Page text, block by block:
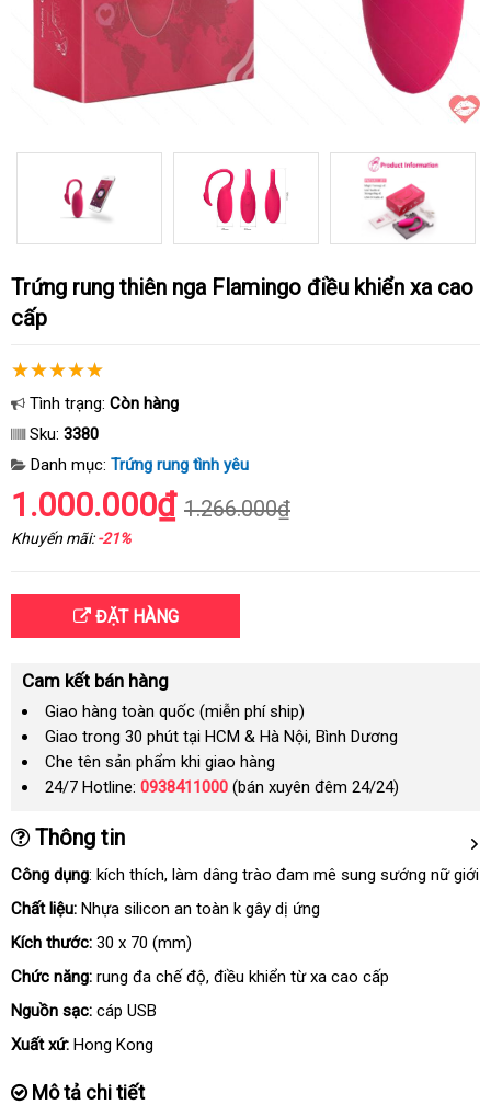
Trứng rung thiên nga Flamingo điều khiển xa cao
cấp
Tình trạng: Còn hàng
Sku: 3380
Danh mục: Trứng rung tình yêu
1.000.000₫ 1.266.000₫
Khuyến mãi:-21%
ĐẶT HÀNG
Cam kết bán hàng
Giao hàng toàn quốc (miễn phí ship)
Giao trong 30 phút tại HCM & Hà Nội, Bình Dương
Che tên sản phẩm khi giao hàng
24/7 Hotline: 0938411000 (bán xuyên đêm 24/24)
Thông tin
Công dụng: kích thíchLazada
, làm dâng trào đam mê sung sướng nữ giới
Chất liệu: Nhựa silicon an toàn k gây dị ứng
Kích thước: 30 x 70 (mm)
Chức năng: rung đa chế độđịa
, điều khiển từ xa cao cấp
Nguồn sạc: cáp USB
Xuất xứ: Hong Kong
Mô tả chi tiết